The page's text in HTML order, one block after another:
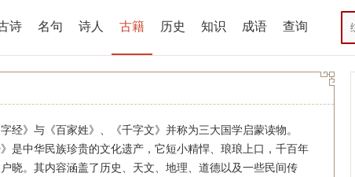
诗 名句 诗人 古籍 历史 知识 成语 查询
》与《百家姓》、《千字文》并称为三大国学启蒙读物。
》是中华民族珍贵的文化遗产，它短小精悍、琅琅上口，千百年
晓。其内容涵盖了历史、天文、地理、道德以及一些民间传